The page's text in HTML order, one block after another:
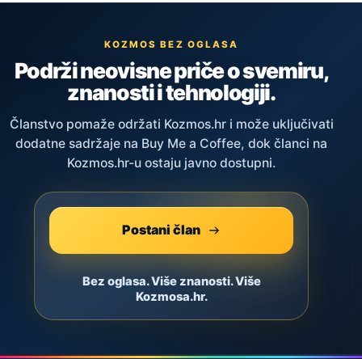
KOZMOS BEZ OGLASA
Podrži neovisne priče o svemiru,
znanosti i tehnologiji.
Članstvo pomaže održati Kozmos.hr i može uključivati
dodatne sadržaje na Buy Me a Coffee, dok članci na
Kozmos.hr-u ostaju javno dostupni.
Postani član
Bez oglasa. Više znanosti. Više
Kozmosa.hr.